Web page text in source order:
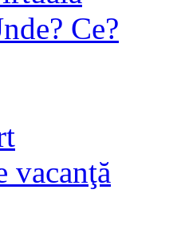
Ce?
vacanţă